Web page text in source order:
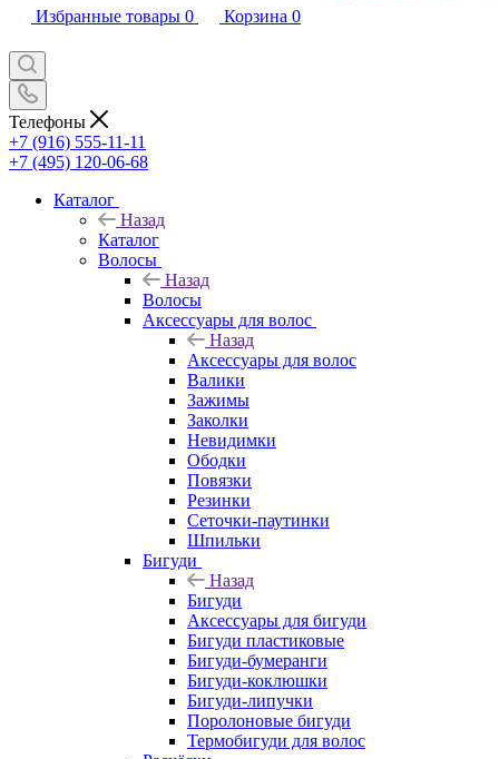
Избранные товары 0 Корзина 0
Телефоны
+7 (916) 555-11-11
+7 (495) 120-06-68
Каталог
Назад
Каталог
Волосы
Назад
Волосы
Аксессуары для волос
Назад
Аксессуары для волос
Валики
Зажимы
Заколки
Невидимки
Ободки
Повязки
Резинки
Сеточки-паутинки
Шпильки
Бигуди
Назад
Бигуди
Аксессуары для бигуди
Бигуди пластиковые
Бигуди-бумеранги
Бигуди-коклюшки
Бигуди-липучки
Поролоновые бигуди
Термобигуди для волос